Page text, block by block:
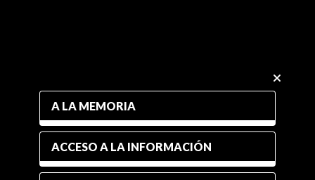
A LA MEMORIA
ACCESO A LA INFORMACIÓN